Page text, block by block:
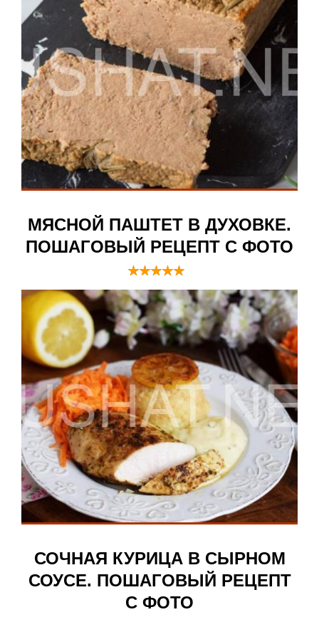
МЯСНОЙ ПАШТЕТ В ДУХОВКЕ.
ПОШАГОВЫЙ РЕЦЕПТ С ФОТО
СОЧНАЯ КУРИЦА В СЫРНОМ
СОУСЕ. ПОШАГОВЫЙ РЕЦЕПТ
С ФОТО